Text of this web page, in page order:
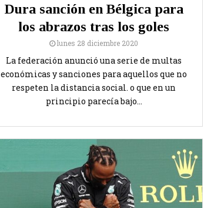
Dura sanción en Bélgica para
los abrazos tras los goles
lunes 28 diciembre 2020
La federación anunció una serie de multas
económicas y sanciones para aquellos que no
respeten la distancia social. o que en un
principio parecía bajo...